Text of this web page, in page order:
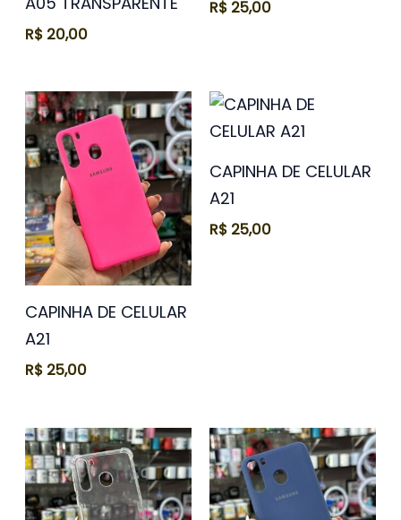
R$ 20,00
R$ 25,00
CAPINHA DE CELULAR
A21
R$ 25,00
CAPINHA DE CELULAR
A21
R$ 25,00